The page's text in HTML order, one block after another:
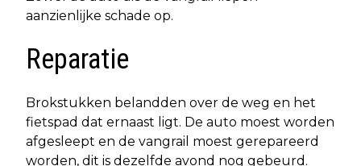
aanzienlijke schade op.
Reparatie
Brokstukken belandden over de weg en het
fietspad dat ernaast ligt. De auto moest worden
afgesleept en de vangrail moest gerepareerd
worden, dit is dezelfde avond nog gebeurd.